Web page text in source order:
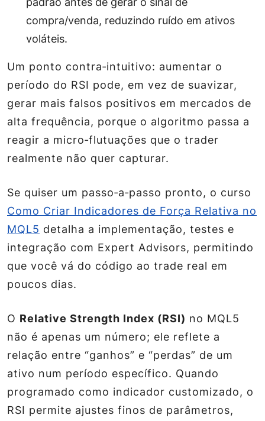
compra/venda, reduzindo ruído em ativos
voláteis.
Um ponto contra‑intuitivo: aumentar o
período do RSI pode, em vez de suavizar,
gerar mais falsos positivos em mercados de
alta frequência, porque o algoritmo passa a
reagir a micro‑flutuações que o trader
realmente não quer capturar.
Se quiser um passo‑a‑passo pronto, o curso
Como Criar Indicadores de Força Relativa no
MQL5 detalha a implementação, testes e
integração com Expert Advisors, permitindo
que você vá do código ao trade real em
poucos dias.
O Relative Strength Index (RSI) no MQL5
não é apenas um número; ele reflete a
relação entre “ganhos” e “perdas” de um
ativo num período específico. Quando
programado como indicador customizado, o
RSI permite ajustes finos de parâmetros,